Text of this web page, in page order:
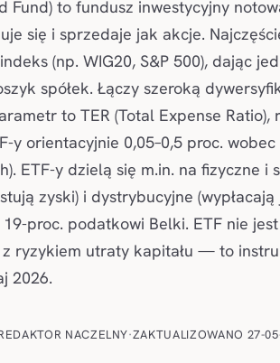
Fund) to fundusz inwestycyjny
się i sprzedaje jak akcje.
(np. WIG20, S&P 500), dając
spółek. Łączy szeroką
to TER (Total Expense Ratio),
y orientacyjnie 0,05–0,5 proc. wobec
ETF-y dzielą się m.in. na fizyczne i
zyski) i dystrybucyjne (wypłacają
proc. podatkowi Belki. ETF nie
z ryzykiem utraty kapitału — to
2026.
NACZELNY·ZAKTUALIZOWANO 27-